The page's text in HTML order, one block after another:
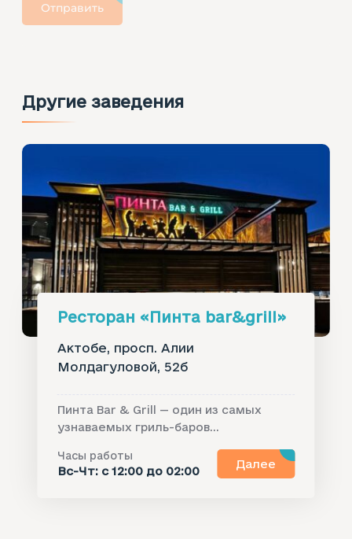
Отправить
Другие заведения
Ресторан «Пинта bar&grill»‎
Актобе, просп. Алии
Молдагуловой, 52б
Пинта Bar & Grill — один из самых
узнаваемых гриль-баров...
Часы работы
Вс-Чт: с 12:00 до 02:00
Далее